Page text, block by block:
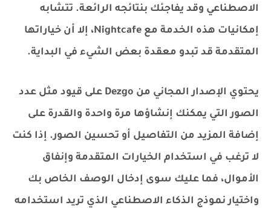
الاصطناعي وقد يفاجئك بنتائجه الرائعة. تتشابه
إمكانيات هذه الخدمة مع Nightcafe، إلا أن خياراتها
المتقدمة قد تبدو معقدة بعض الشيء في البداية.
يحتوي الإصدار المجاني من Dezgo على قيود مثل عدد
الصور التي يمكنك إنشاؤها مرة واحدة والقدرة على
إضافة المزيد من التفاصيل أو تحسين الصور. إذا كنت
لا ترغب في استخدام الخيارات المتقدمة وإنفاق
الأموال، فما عليك سوى إدخال الوصف الخاص بك
واختيار نموذج الذكاء الاصطناعي الذي تريد استخدامه